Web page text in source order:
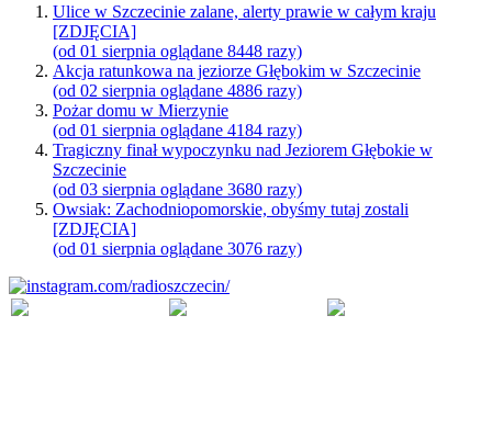
Ulice w Szczecinie zalane, alerty prawie w całym kraju
[ZDJĘCIA]
(od 01 sierpnia oglądane 8448 razy)
Akcja ratunkowa na jeziorze Głębokim w Szczecinie
(od 02 sierpnia oglądane 4886 razy)
Pożar domu w Mierzynie
(od 01 sierpnia oglądane 4184 razy)
Tragiczny finał wypoczynku nad Jeziorem Głębokie w
Szczecinie
(od 03 sierpnia oglądane 3680 razy)
Owsiak: Zachodniopomorskie, obyśmy tutaj zostali
[ZDJĘCIA]
(od 01 sierpnia oglądane 3076 razy)